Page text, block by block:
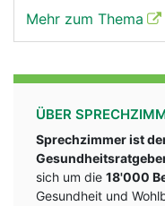
Mehr zum Thema
ÜBER
Sprechzimmer ist
sich um die 18'000
Gesundheit und